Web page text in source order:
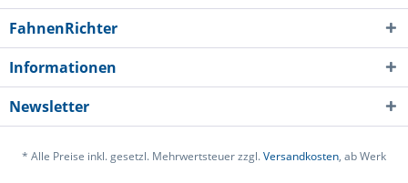
FahnenRichter
Informationen
Newsletter
* Alle Preise inkl. gesetzl. Mehrwertsteuer zzgl.Versandkosten, ab Werk